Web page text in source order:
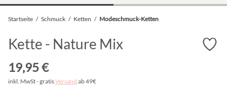
Startseite / Schmuck / Ketten / Modeschmuck-Ketten
Kette - Nature Mix
19,95 €
inkl. MwSt - gratisVersand ab 49€